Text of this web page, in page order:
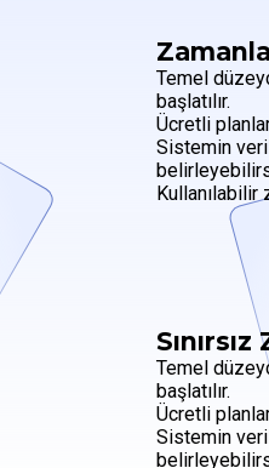
Temel
başlatılır.
Ücretli
Sistemin
Kullanılabilir
Temel
başlatılır.
Ücretli
Sistemin